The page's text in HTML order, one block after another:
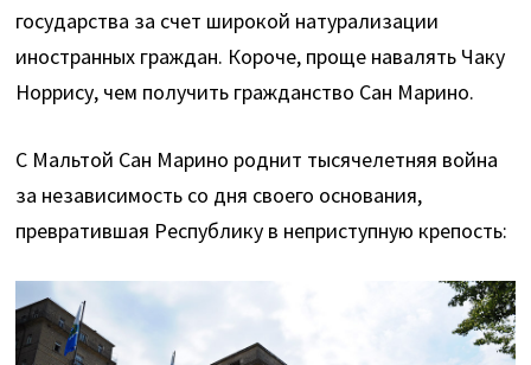
государства за счет широкой натурализации
иностранных граждан. Короче, проще навалять Чаку
Норрису, чем получить гражданство Сан Марино.
С Мальтой Сан Марино роднит тысячелетняя война
за независимость со дня своего основания,
превратившая Республику в неприступную крепость: